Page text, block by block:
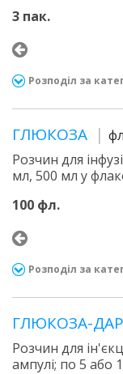
3 пак.
Розподіл за
ГЛЮКОЗА
Розчин для
мл, 500 мл у
100 фл.
Розподіл за
ГЛЮКОЗА-
Розчин для
ампулі; по 5 або